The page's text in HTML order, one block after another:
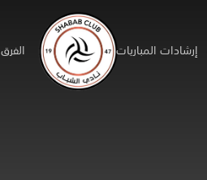
إرشادات المباريات الفرق